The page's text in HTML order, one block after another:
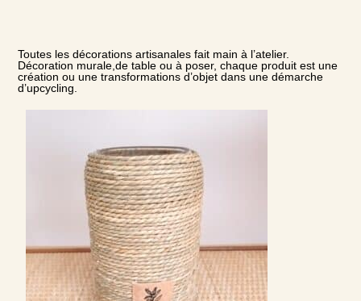
Toutes les décorations artisanales fait main à l’atelier.
Décoration murale,de table ou à poser, chaque produit est une
création ou une transformations d’objet dans une démarche
d’upcycling.